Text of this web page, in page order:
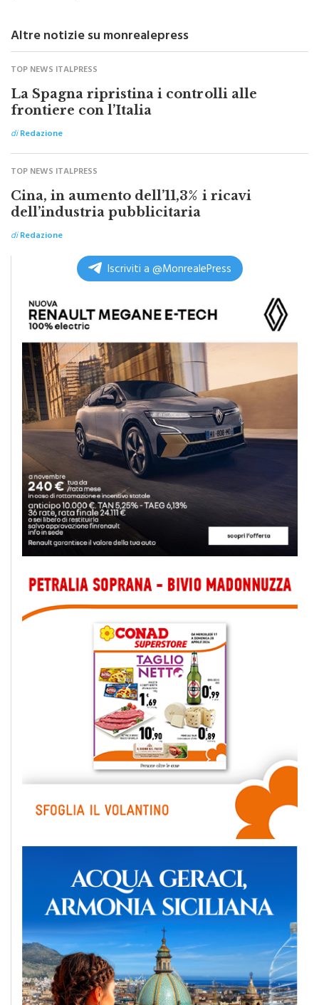
Altre notizie su monrealepress
TOP NEWS ITALPRESS
La Spagna ripristina i controlli alle
frontiere con l’Italia
diRedazione
TOP NEWS ITALPRESS
Cina, in aumento dell’11,3% i ricavi
dell’industria pubblicitaria
di